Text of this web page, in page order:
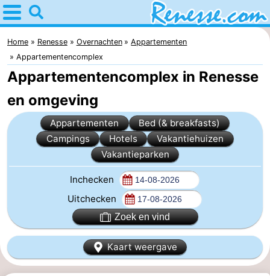
Home
Renesse
Tips
Voor
kinderen
Overnachten
Appartementen
Greve
Zeeuwse
Kust
Bed
(&
Campings
Home Renesse Overnachten
Appartementen
Appartementencomplex
Appartementencomplex in Renesse
en omgeving
Appartementen
Bed (& breakfasts)
Campings
Hotels
Vakantiehuizen
Vakantieparken
Inchecken
Uitchecken
Zoek en vind
Kaart weergave